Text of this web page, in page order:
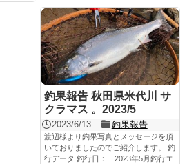
釣果報告 秋田県米代川 サ
クラマス 。2023/5
2023/6/13 釣果報告
渡辺様より釣果写真とメッセージを頂
いておりましたのでご紹介します。 釣
行データ 釣行日： 2023年5月釣行エ